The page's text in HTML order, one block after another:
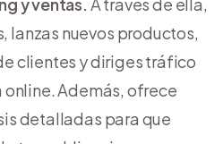
lanzas nuevos productos,
clientes y diriges tráfico
Además, ofrece
detalladas para que